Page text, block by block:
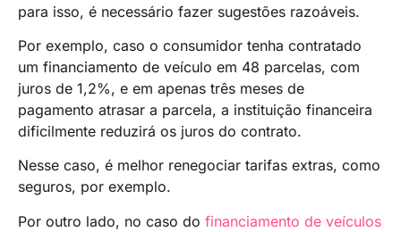
para isso, é necessário fazer sugestões razoáveis.
Por exemplo, caso o consumidor tenha contratado
um financiamento de veículo em 48 parcelas, com
juros de 1,2%, e em apenas três meses de
pagamento atrasar a parcela, a instituição financeira
dificilmente reduzirá os juros do contrato.
Nesse caso, é melhor renegociar tarifas extras, como
seguros, por exemplo.
Por outro lado, no caso do financiamento de veículos